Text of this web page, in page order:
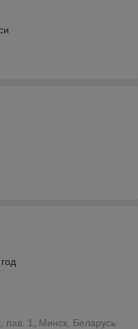
пав. 1, Минск, Беларусь